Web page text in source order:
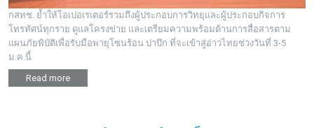
กสทช. ย้ำให้โอเปอเรเตอร์รวมถึงผู้ประกอบการวิทยุและผู้ประกอบกิจการ
โทรทัศน์ทุกราย ดูแลโครงข่าย และเตรียมความพร้อมด้านการสื่อสารตาม
แผนภัยพิบัติเพื่อรับมือพายุโซนร้อน ปาบึก ที่จะเข้าสู่อ่าวไทยช่วงวันที่ 3-5
ม.ค.นี้
Read more